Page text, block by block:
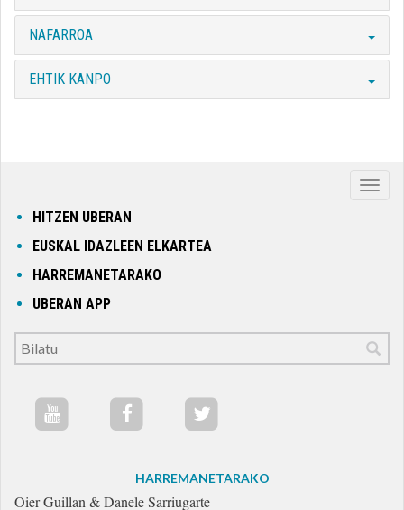
NAFARROA
EHTIK KANPO
HITZEN UBERAN
EUSKAL IDAZLEEN ELKARTEA
HARREMANETARAKO
UBERAN APP
HARREMANETARAKO
Oier Guillan & Danele Sarriugarte